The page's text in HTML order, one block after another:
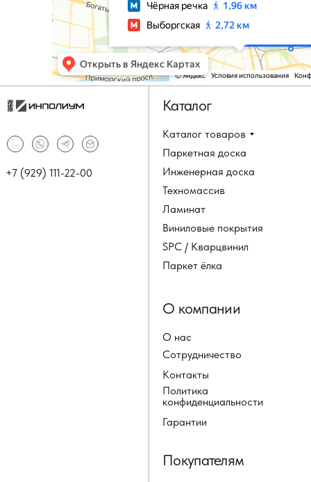
Каталог товаров
Паркетная доска
Инженерная доска
Техномассив
+7 (929) 111-22-00
Каталог
Ламинат
Виниловые покрытия
SPC / Кварцвинил
Паркет ёлка
О нас
Сотрудничество
Контакты
Политика
конфиденциальности
О компании
Покупателям
Гарантии